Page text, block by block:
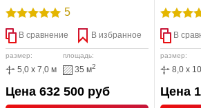
5
В сравнение В избранное
размер:
5,0 x 7,0 м
площадь:
35 м2
Цена 632 500 руб
В
размер:
8,0 x
Цена